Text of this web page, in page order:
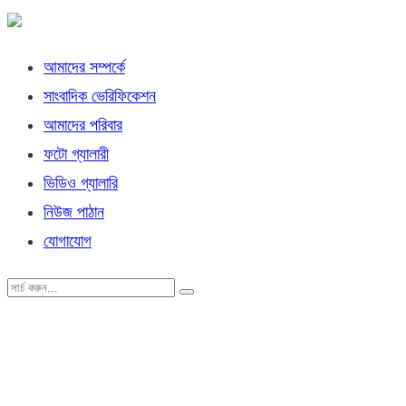
আমাদের সম্পর্কে
সাংবাদিক ভেরিফিকেশন
আমাদের পরিবার
ফটো গ্যালারী
ভিডিও গ্যালারি
নিউজ পাঠান
যোগাযোগ